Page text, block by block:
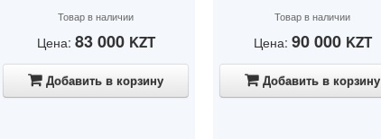
Товар в наличии
Цена: 83 000 KZT
Добавить в корзину
Товар в наличии
Цена: 90 000 KZT
Добавить в корзину